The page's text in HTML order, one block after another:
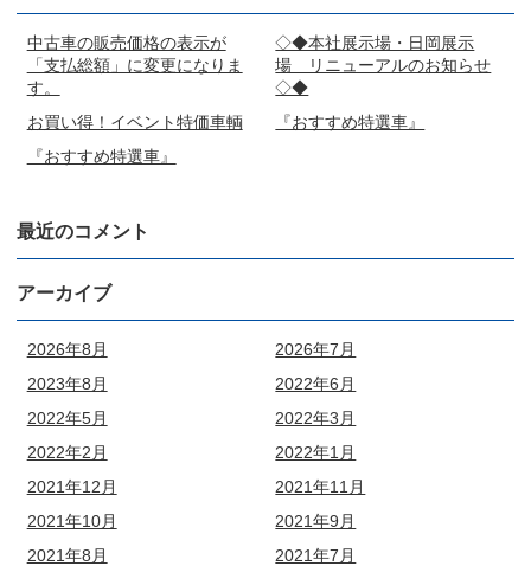
中古車の販売価格の表示が
「支払総額」に変更になりま
す。
◇◆本社展示場・日岡展示
場 リニューアルのお知らせ
◇◆
お買い得！イベント特価車輌
『おすすめ特選車』
『おすすめ特選車』
最近のコメント
アーカイブ
2026年8月
2026年7月
2023年8月
2022年6月
2022年5月
2022年3月
2022年2月
2022年1月
2021年12月
2021年11月
2021年10月
2021年9月
2021年8月
2021年7月